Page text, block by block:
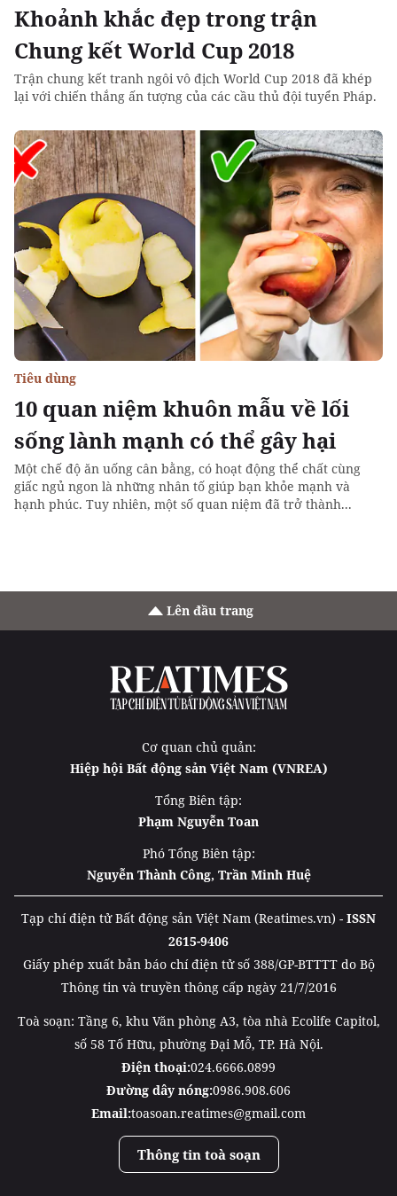
Khoảnh khắc đẹp trong trận
Chung kết World Cup 2018
Trận chung kết tranh ngôi vô địch World Cup 2018 đã khép
lại với chiến thắng ấn tượng của các cầu thủ đội tuyển Pháp.
10 quan niệm khuôn mẫu về lối
sống lành mạnh có thể gây hại
Tiêu dùng
Một chế độ ăn uống cân bằng, có hoạt động thể chất cùng
giấc ngủ ngon là những nhân tố giúp bạn khỏe mạnh và
hạnh phúc. Tuy nhiên, một số quan niệm đã trở thành...
Lên đầu trang
Cơ quan chủ quản:
Hiệp hội Bất động sản Việt Nam (VNREA)
Tổng Biên tập:
Phạm Nguyễn Toan
Phó Tổng Biên tập:
Nguyễn Thành Công, Trần Minh Huệ
Tạp chí điện tử Bất động sản Việt Nam (Reatimes.vn) - ISSN
2615-9406
Giấy phép xuất bản báo chí điện tử số 388/GP-BTTTT do Bộ
Thông tin và truyền thông cấp ngày 21/7/2016
Toà soạn: Tầng 6, khu Văn phòng A3, tòa nhà Ecolife Capitol,
số 58 Tố Hữu, phường Đại Mỗ, TP. Hà Nội.
Điện thoại:024.6666.0899
Đường dây nóng:0986.908.606
Email:toasoan.reatimes@gmail.com
Thông tin toà soạn